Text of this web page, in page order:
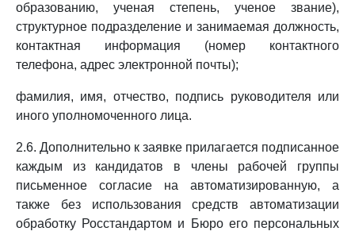
образованию, ученая степень, ученое звание),
структурное подразделение и занимаемая должность,
контактная информация (номер контактного
телефона, адрес электронной почты);
фамилия, имя, отчество, подпись руководителя или
иного уполномоченного лица.
2.6. Дополнительно к заявке прилагается подписанное
каждым из кандидатов в члены рабочей группы
письменное согласие на автоматизированную, а
также без использования средств автоматизации
обработку Росстандартом и Бюро его персональных